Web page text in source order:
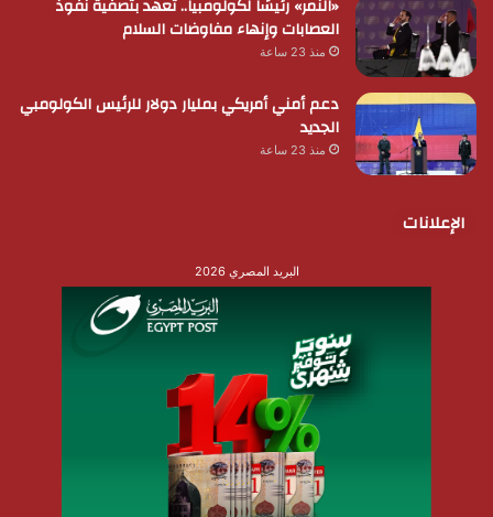
«النمر» رئيسًا لكولومبيا.. تعهد بتصفية نفوذ
العصابات وإنهاء مفاوضات السلام
منذ 23 ساعة
دعم أمني أمريكي بمليار دولار للرئيس الكولومبي
الجديد
منذ 23 ساعة
الإعلانات
البريد المصري 2026